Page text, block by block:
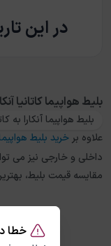
خطا
در این
بلیط هواپیما کاتانیا
بلیط هواپیما آنکارا به
علاوه بر خرید بلیط هواپیما
داخلی و خارجی نیز می
مقایسه قیمت بلیط،